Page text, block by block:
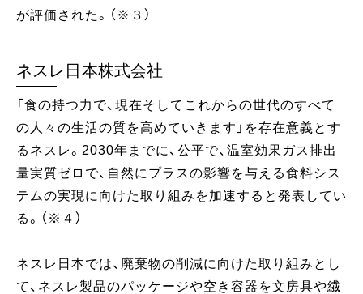
が評価された。（※３）
ネスレ日本株式会社
「食の持つ力で、現在そしてこれからの世代のすべて
の人々の生活の質を高めていきます」を存在意義とす
るネスレ。2030年までに、公平で、温室効果ガス排出
量実質ゼロで、自然にプラスの影響を与える食料シス
テムの実現に向けた取り組みを加速すると発表してい
る。（※４）
ネスレ日本では、廃棄物の削減に向けた取り組みとし
て、ネスレ製品のパッケージや空き容器を文房具や繊